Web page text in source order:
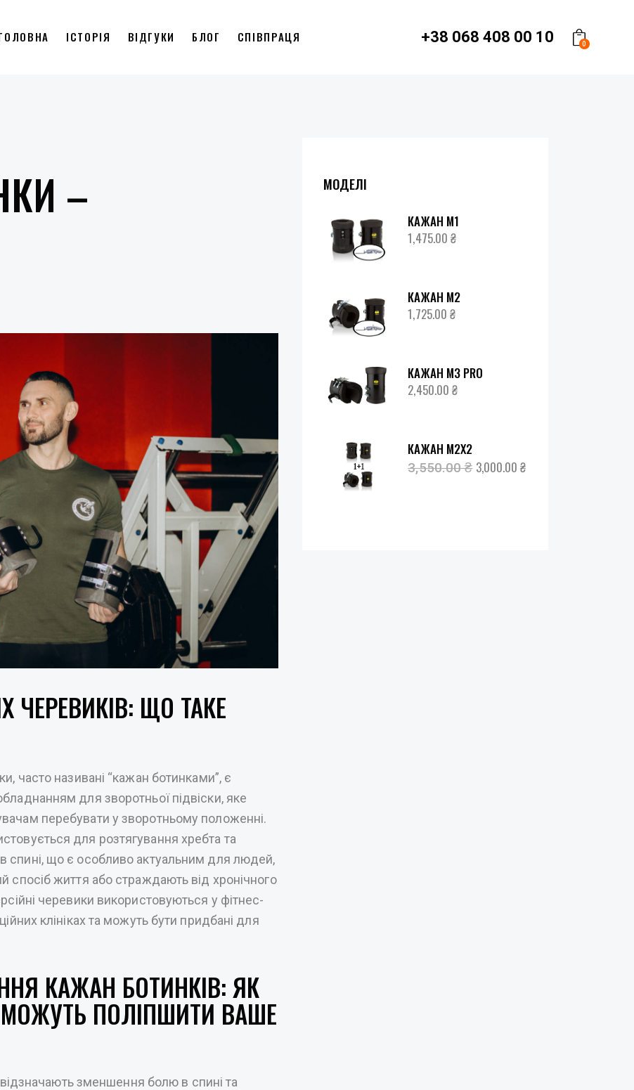
ІСТОРІЯ ВІДГУКИ БЛОГ СПІВПРАЦЯ +38 068 408 00 10 0
–
ЧЕРЕВИКІВ: ЩО ТАКЕ
часто називані “кажан ботинками”, є
для зворотньої підвіски, яке
перебувати у зворотньому положенні.
для розтягування хребта та
спині, що є особливо актуальним для людей,
спосіб життя або страждають від хронічного
черевики використовуються у фітнес-
клініках та можуть бути придбані для
КАЖАН БОТИНКІВ: ЯК
МОЖУТЬ ПОЛІПШИТИ ВАШЕ
зменшення болю в спині та
МОДЕЛІ
КАЖАН М1
1,475.00₴
КАЖАН М2
1,725.00₴
КАЖАН М3 PRO
2,450.00₴
КАЖАН М2Х2
3,550.00₴ 3,000.00₴